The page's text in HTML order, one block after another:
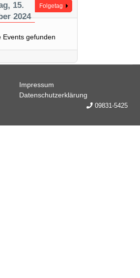
15.
2024
Folgetag
Events gefunden
Impressum
Datenschutzerklärung
09831-5425